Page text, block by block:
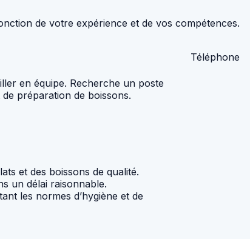
de votre expérience et de vos compétences.
Téléphone
en équipe. Recherche un poste
préparation de boissons.
et des boissons de qualité.
un délai raisonnable.
les normes d’hygiène et de